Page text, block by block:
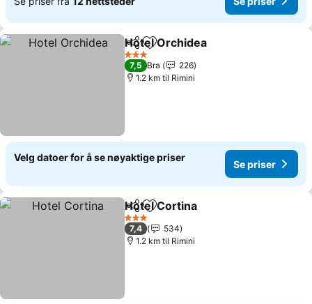
Del Legg til i favoritter
Hotel Orchidea
3 Stjerner
7,5 Bra
226
1.2 km til Rimini
Velg datoer for å se nøyaktige priser
Se priser
Del Legg til i favoritter
Hotel Cortina
3 Stjerner
7,4
534
1.2 km til Rimini